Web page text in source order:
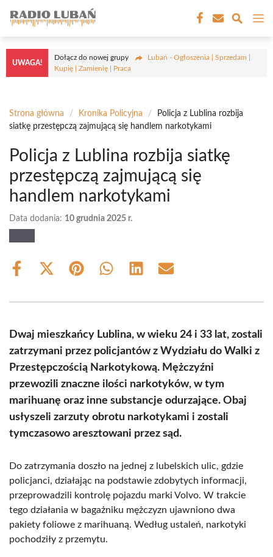
treści
UWAGA!
Dołącz do nowej grupy
Lubań - Ogłoszenia | Sprzedam |
Kupię | Zamienię | Praca
Strona główna / Kronika Policyjna /
Policja z Lublina rozbija
siatkę przestępczą zajmującą się handlem narkotykami
Policja z Lublina rozbija siatkę
przestępczą zajmującą się
handlem narkotykami
Data dodania: 10 grudnia 2025 r.
Share
Share
(Twitter)
Share Share Share Share
Dwaj mieszkańcy Lublina, w wieku 24 i 33 lat, zostali
zatrzymani przez policjantów z Wydziału do Walki z
Przestępczością Narkotykową. Mężczyźni
przewozili znaczne ilości narkotyków, w tym
marihuanę oraz inne substancje odurzające. Obaj
usłyszeli zarzuty obrotu narkotykami i zostali
tymczasowo aresztowani przez sąd.
Do zatrzymania doszło na jednej z lubelskich ulic, gdzie
policjanci, działając na podstawie zdobytych informacji,
przeprowadzili kontrolę pojazdu marki Volvo. W trakcie
tego działania w bagażniku mężczyzn ujawniono dwa
pakiety foliowe z marihuaną. Według ustaleń, narkotyki
pochodziły z przemytu.